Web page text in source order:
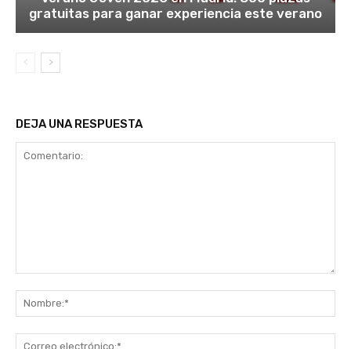
gratuitas para ganar experiencia este verano
DEJA UNA RESPUESTA